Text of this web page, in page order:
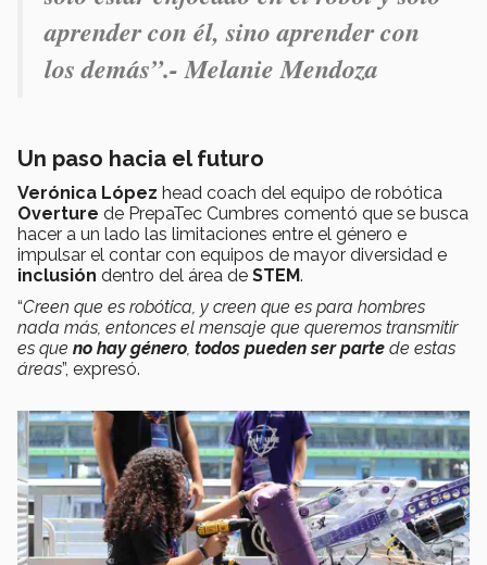
aprender con él, sino aprender con
los demás”.- Melanie Mendoza
Un paso hacia el futuro
Verónica López head coach del equipo de robótica
Overture de PrepaTec Cumbres comentó que se busca
hacer a un lado las limitaciones entre el género e
impulsar el contar con equipos de mayor diversidad e
inclusión dentro del área de STEM.
“Creen que es robótica, y creen que es para hombres
nada más, entonces el mensaje que queremos transmitir
es que no hay género, todos pueden ser parte de estas
áreas”, expresó.